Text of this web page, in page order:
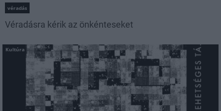
véradás
Véradásra kérik az önkénteseket
Kultúra